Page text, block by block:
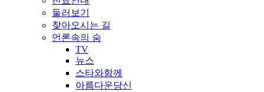
둘러보기
찾아오시는 길
언론속의 숨
TV
뉴스
스타와함께
아름다운당신